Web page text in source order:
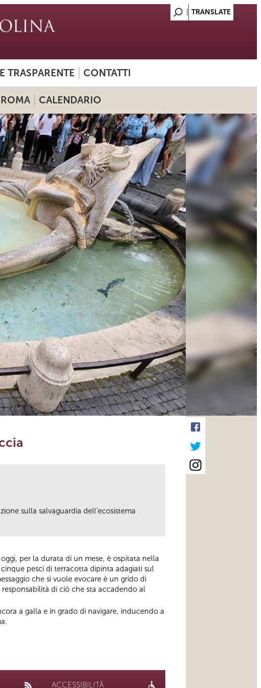
TRASPARENTE CONTATTI
CALENDARIO
sulla salvaguardia dell’ecosistema
per la durata di un mese, è ospitata nella
pesci di terracotta dipinta adagiati sul
che si vuole evocare è un grido di
di ciò che sta accadendo al
a galla e in grado di navigare, inducendo a
ACCESSIBILITÀ